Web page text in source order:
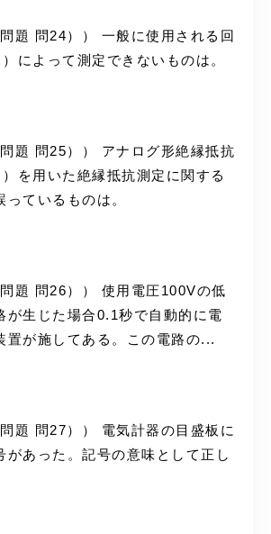
問題 問24）） 一般に使用される回
によって測定できないものは。
問題 問25）） アナログ形絶縁抵抗
を用いた絶縁抵抗測定に関する
ているものは。
問題 問26）） 使用電圧100Vの低
が生じた場合0.1秒で自動的に電
置が施してある。この電路の...
題 問27）） 電気計器の目盛板に
があった。記号の意味として正し